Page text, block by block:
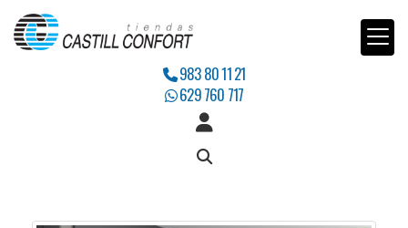
983 80 11 21
629 760 717